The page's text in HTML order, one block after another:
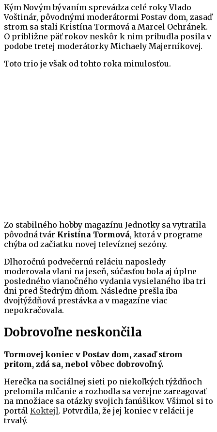
Kým Novým bývaním sprevádza celé roky Vlado
Voštinár, pôvodnými moderátormi Postav dom, zasaď
strom sa stali Kristína Tormová a Marcel Ochránek.
O približne päť rokov neskôr k nim pribudla posila v
podobe tretej moderátorky Michaely Majerníkovej.
Toto trio je však od tohto roka minulosťou.
Zo stabilného hobby magazínu Jednotky sa vytratila
pôvodná tvár Kristína Tormová, ktorá v programe
chýba od začiatku novej televíznej sezóny.
Dlhoročnú podvečernú reláciu naposledy
moderovala vlani na jeseň, súčasťou bola aj úplne
posledného vianočného vydania vysielaného iba tri
dni pred Štedrým dňom. Následne prešla iba
dvojtýždňová prestávka a v magazíne viac
nepokračovala.
Dobrovoľne neskončila
Tormovej koniec v Postav dom, zasaď strom
pritom, zdá sa, nebol vôbec dobrovoľný.
Herečka na sociálnej sieti po niekoľkých týždňoch
prelomila mlčanie a rozhodla sa verejne zareagovať
na množiace sa otázky svojich fanúšikov. Všimol si to
portál Koktejl. Potvrdila, že jej koniec v relácii je
trvalý.